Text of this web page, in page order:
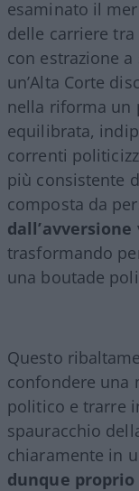
esaminato il
delle carriere
con estrazione
un’Alta Corte
nella riforma un
equilibrata,
correnti
più consistente
composta da
trasformando
una boutade
Questo
confondere una
politico e trarre
spauracchio
chiaramente in
dunque